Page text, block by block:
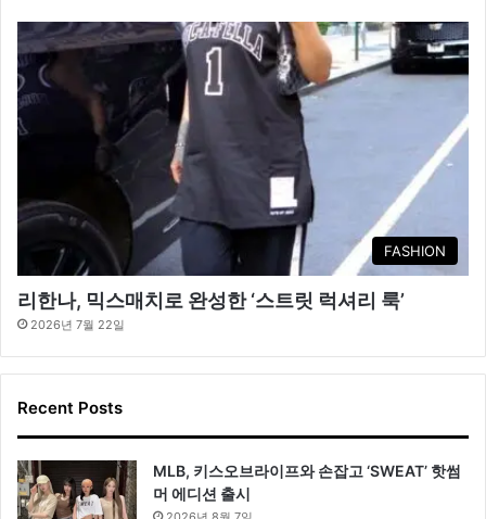
FASHION
리한나, 믹스매치로 완성한 ‘스트릿 럭셔리 룩’
2026년 7월 22일
Recent Posts
MLB, 키스오브라이프와 손잡고 ‘SWEAT’ 핫썸
머 에디션 출시